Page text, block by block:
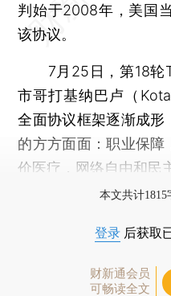
判始于2008年，美国
该协议。
7月25日，第18轮
市哥打基纳巴卢（
全面协议框架逐渐成
的方方面面：职业保
价医疗，网络自由和民
本文共计
登录 后获取
财新通会员
可畅读全文